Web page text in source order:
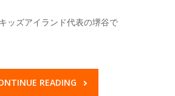
ッズアイランド代表の堺谷で
READING